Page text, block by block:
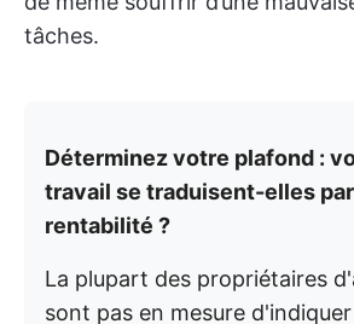
tâches.
Déterminez votre plafond :
travail se traduisent-elles
rentabilité ?
La plupart des propriétaires
sont pas en mesure